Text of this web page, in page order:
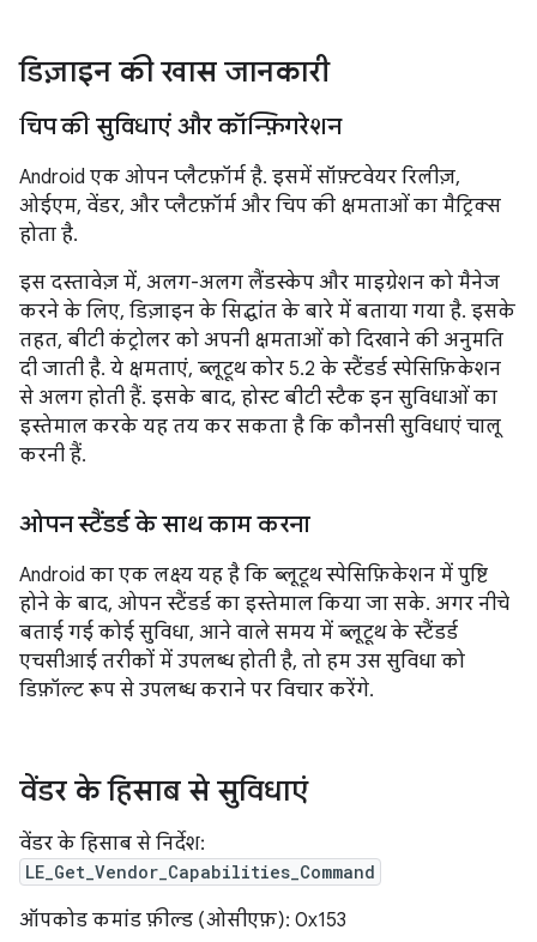
डिज़ाइन की खास जानकारी
चिप की सुविधाएं और कॉन्फ़िगरेशन
Android एक ओपन प्लैटफ़ॉर्म है. इसमें सॉफ़्टवेयर रिलीज़,
ओईएम, वेंडर, और प्लैटफ़ॉर्म और चिप की क्षमताओं का मैट्रिक्स
होता है.
इस दस्तावेज़ में, अलग-अलग लैंडस्केप और माइग्रेशन को मैनेज
करने के लिए, डिज़ाइन के सिद्धांत के बारे में बताया गया है. इसके
तहत, बीटी कंट्रोलर को अपनी क्षमताओं को दिखाने की अनुमति
दी जाती है. ये क्षमताएं, ब्लूटूथ कोर 5.2 के स्टैंडर्ड स्पेसिफ़िकेशन
से अलग होती हैं. इसके बाद, होस्ट बीटी स्टैक इन सुविधाओं का
इस्तेमाल करके यह तय कर सकता है कि कौनसी सुविधाएं चालू
करनी हैं.
ओपन स्टैंडर्ड के साथ काम करना
Android का एक लक्ष्य यह है कि ब्लूटूथ स्पेसिफ़िकेशन में पुष्टि
होने के बाद, ओपन स्टैंडर्ड का इस्तेमाल किया जा सके. अगर नीचे
बताई गई कोई सुविधा, आने वाले समय में ब्लूटूथ के स्टैंडर्ड
एचसीआई तरीकों में उपलब्ध होती है, तो हम उस सुविधा को
डिफ़ॉल्ट रूप से उपलब्ध कराने पर विचार करेंगे.
वेंडर के हिसाब से सुविधाएं
वेंडर के हिसाब से निर्देश:
LE_Get_Vendor_Capabilities_Command
ऑपकोड कमांड फ़ील्ड (ओसीएफ़): 0x153